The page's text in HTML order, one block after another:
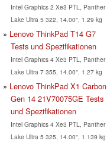
Intel Graphics 2 Xe3 PTL, Panther
Lake Ultra 5 322, 14.00", 1.29 kg
Lenovo ThinkPad T14 G7
Tests und Spezifikationen
Intel Graphics 4 Xe3 PTL, Panther
Lake Ultra 7 355, 14.00", 1.27 kg
Lenovo ThinkPad X1 Carbon
Gen 14 21V70075GE Tests
und Spezifikationen
Intel Graphics 4 Xe3 PTL, Panther
Lake Ultra 5 325, 14.00", 1.139 kg